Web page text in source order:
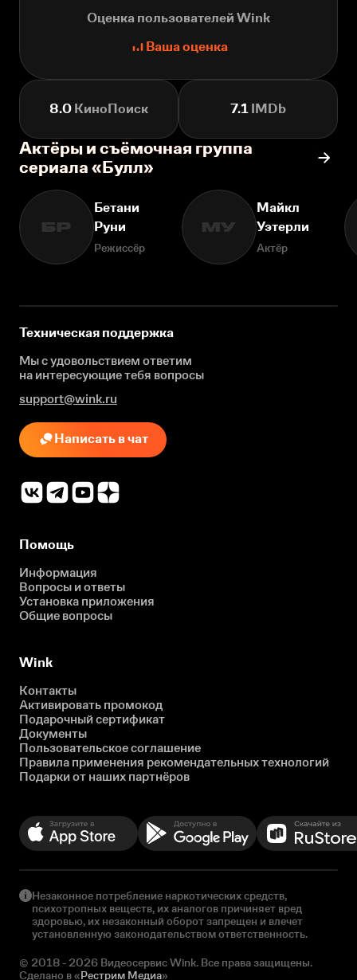
Оценка пользователей Wink
Ваша оценка
8.0 КиноПоиск 7.1 IMDb
Актёры и съёмочная группа
сериала «Булл»
БР
Бетани
Руни
Режиссёр
МУ
Майкл
Уэтерли
Актёр
Техническая поддержка
Мы с удовольствием ответим
на интересующиетебя вопросы
support@wink.ru
Написать в чат
Помощь
Информация
Вопросы и ответы
Установка приложения
Общие вопросы
Wink
Контакты
Активировать промокод
Подарочный сертификат
Документы
Пользовательское соглашение
Правила применения рекомендательных технологий
Подарки от наших партнёров
Незаконное потребление наркотических средств,
психотропных веществ, их аналогов причиняет вред
здоровью, их незаконный оборот запрещен и влечет
установленную законодательством ответственность.
© 2018 - 2026 Видеосервис Wink. Все права защищены.
Сделано в «Рестрим Медиа»